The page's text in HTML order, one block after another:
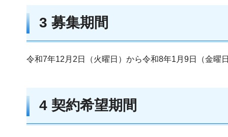
3 募集期間
令和7年12月2日（火曜日）から令和8年1月9日（金曜
4 契約希望期間